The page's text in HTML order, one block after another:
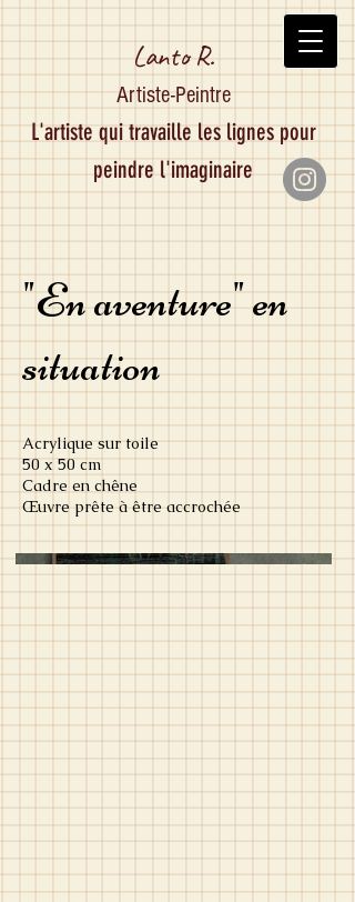
Lanto R.
Artiste-Peintre
L'artiste qui travaille les lignes pour
peindre l'imaginaire
"En aventure" en
situation
Acrylique sur toile
50 x 50 cm
Cadre en chêne
Œuvre prête à être accrochée